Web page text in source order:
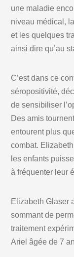
une maladie
niveau médical,
et les quelques
ainsi dire qu’au
C’est dans ce
séropositivité,
de sensibiliser
Des amis
entourent plus
combat.
les enfants
à fréquenter leur
Elizabeth Glaser
sommant de
traitement
Ariel âgée de 7